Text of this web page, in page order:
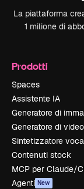
La piattaforma
1 milione di
Prodotti
Spaces
Assistente IA
Generatore di
Generatore di
Sintetizzatore
Contenuti stock
MCP per Claude/
Agenti New